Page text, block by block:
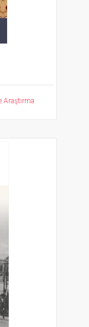
Araştırma